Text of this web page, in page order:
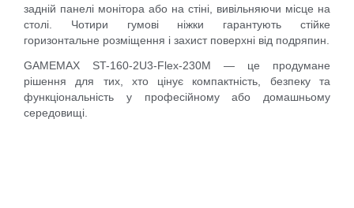
задній панелі монітора або на стіні, вивільняючи місце на
столі. Чотири гумові ніжки гарантують стійке
горизонтальне розміщення і захист поверхні від подряпин.
GAMEMAX ST-160-2U3-Flex-230M — це продумане
рішення для тих, хто цінує компактність, безпеку та
функціональність у професійному або домашньому
середовищі.